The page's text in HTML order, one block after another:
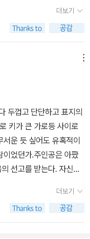
함에서 꺼내보는 그 순간
맞는 단어를 고심하는
람의 모습을 떠올려본
리에보다도 젊음으로
제한받지 않은 생동감을
혼돈의 세상 속에서 점
했고, 무엇이 중요한지를
찌 보면 용기가 필요한
혀 보이지 않는 상태라
단속하며 모든 것을 잊
상에서 필사적으로 하루
지 않나 싶다. 그러나 제
과 마주하게 되는 게 인
면서 오롯이 ‘나’에게 집
인물들이 다시 살아났다
화의 재시청처럼 초독
한 더하기가 아니라 빼
다. 이른바 '상상력의 재구
것이다.약 2년 전에 '언
다 묘사가 주를 이루고,
은 분량만 해도 600페이
이지의 장편소설과는 읽
위주로 소설을 읽는 독자
느껴질 수도 있을 것이
매개체가 아니라는 것,
많다는 것 등을 조금이라
되었는지 충분히 이해하
독, 아니 삼독을 해도 충
실히 살아 온 인물이다.
들과 마주한 소설 속 주
풀며 숭배의 감정을 느낀
연히 삶을 뒤바뀐 사건,
쳐 학교를 무단결근하
두의 책 '언어의 연금술
오른다.레이랜드는 편두
운영하던 출판사를 파는
서 극적으로 삶을 되찾는
는 우연한 사건들, 혼란
리우스와 레이랜드에겐
는 언어의 무게.[언어의
이라 할 수 있는 건 앞의
데우의 삶이 극적이고 훨
더보기
두껍고 단단하고 표지의
키가 큰 가로등 사이로
운 듯 싶어도 유혹적이
이었던가.주인공은 아팠
선고를 받는다. 자신의
눈을 뜨면서 오늘은 살
또 어떨까? 잠이 오기
쓰러지게 되는 것일까?
더보기